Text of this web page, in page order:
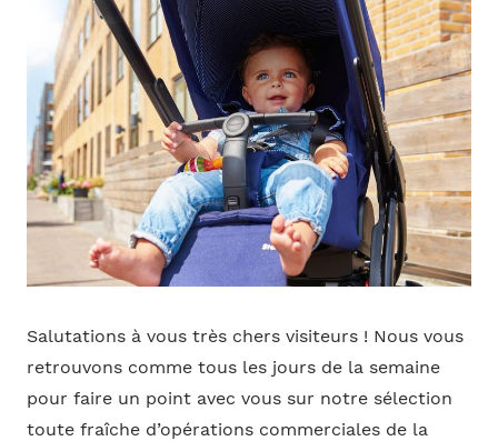
Salutations à vous très chers visiteurs ! Nous vous
retrouvons comme tous les jours de la semaine
pour faire un point avec vous sur notre sélection
toute fraîche d’opérations commerciales de la